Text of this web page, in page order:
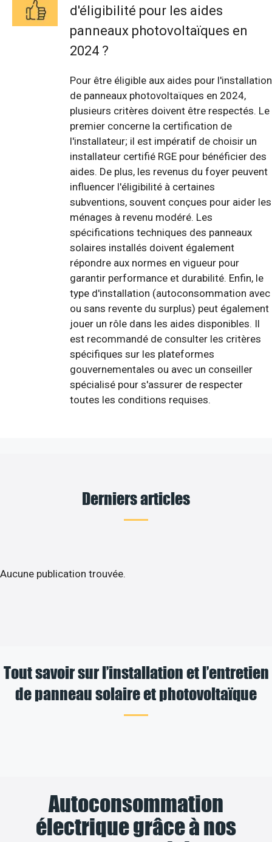
d'éligibilité pour les aides
panneaux photovoltaïques en
2024 ?
Pour être éligible aux aides pour l'installation
de panneaux photovoltaïques en 2024,
plusieurs critères doivent être respectés. Le
premier concerne la certification de
l'installateur; il est impératif de choisir un
installateur certifié RGE pour bénéficier des
aides. De plus, les revenus du foyer peuvent
influencer l'éligibilité à certaines
subventions, souvent conçues pour aider les
ménages à revenu modéré. Les
spécifications techniques des panneaux
solaires installés doivent également
répondre aux normes en vigueur pour
garantir performance et durabilité. Enfin, le
type d'installation (autoconsommation avec
ou sans revente du surplus) peut également
jouer un rôle dans les aides disponibles. Il
est recommandé de consulter les critères
spécifiques sur les plateformes
gouvernementales ou avec un conseiller
spécialisé pour s'assurer de respecter
toutes les conditions requises.
Derniers articles
Aucune publication trouvée.
Tout savoir sur l’installation et l’entretien
de panneau solaire et photovoltaïque
Autoconsommation
électrique grâce à nos